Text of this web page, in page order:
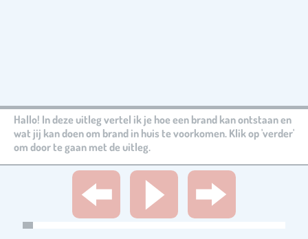
Hallo! In deze uitleg vertel ik je hoe een brand kan ontstaan en
wat jij kan doen om brand in huis te voorkomen. Klik op 'verder'
om door te gaan met de uitleg.